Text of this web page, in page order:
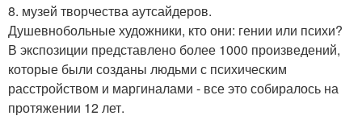
8. музей творчества аутсайдеров.
Душевнобольные художники, кто они: гении или психи?
В экспозиции представлено более 1000 произведений,
которые были созданы людьми с психическим
расстройством и маргиналами - все это собиралось на
протяжении 12 лет.